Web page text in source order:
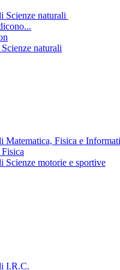
Scienze naturali
naturali
Matematica, Fisica e
Scienze motorie e sportive
I.R.C.